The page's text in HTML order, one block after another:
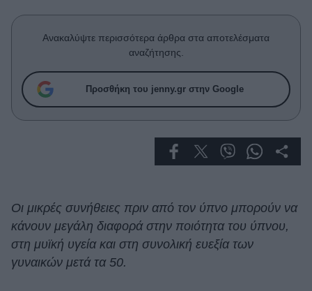
Celebrities
Συνεντεύξεις
True Stories
Ask the Guru
Success Stories
Deco
Cooking
Green
Ανακαλύψτε περισσότερα άρθρα στα αποτελέσματα
αναζήτησης.
Προσθήκη του jenny.gr στην Google
Οι μικρές συνήθειες πριν από τον ύπνο μπορούν να
κάνουν μεγάλη διαφορά στην ποιότητα του ύπνου,
στη μυϊκή υγεία και στη συνολική ευεξία των
γυναικών μετά τα 50.